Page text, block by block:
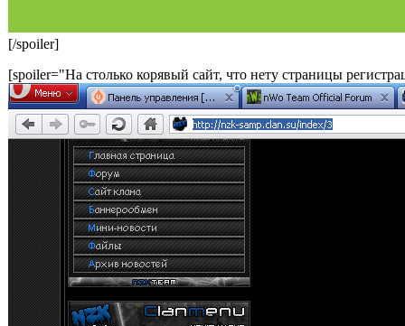
[/spoiler]
[spoiler="На столько корявый сайт, что нету страницы